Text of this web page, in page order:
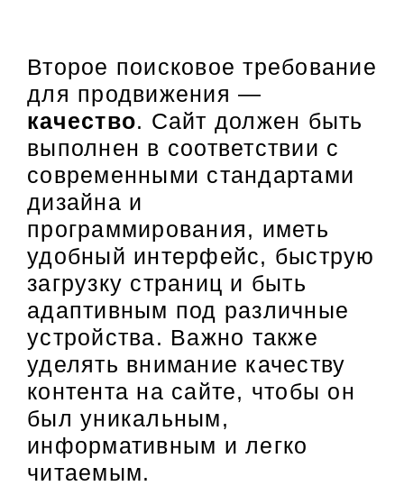
Второе поисковое требование
для продвижения —
качество. Сайт должен быть
выполнен в соответствии с
современными стандартами
дизайна и
программирования, иметь
удобный интерфейс, быструю
загрузку страниц и быть
адаптивным под различные
устройства. Важно также
уделять внимание качеству
контента на сайте, чтобы он
был уникальным,
информативным и легко
читаемым.